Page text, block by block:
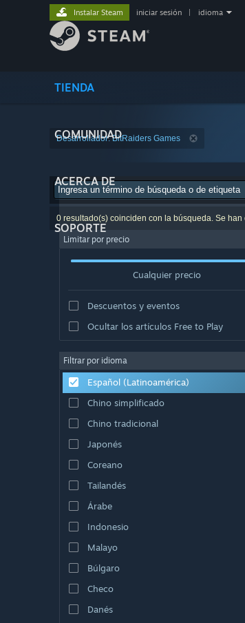
TIENDA
COMUNIDAD
ACERCA DE
SOPORTE
Instalar Steam iniciar sesión idioma
Desarrollador: BitRaiders Games
0 resultado(s) coinciden con la búsqueda. Se
Limitar por precio
Cualquier precio
Descuentos y eventos
Ocultar los artículos Free to Play
Filtrar por idioma
Español (Latinoamérica)
Chino simplificado
Chino tradicional
Japonés
Coreano
Tailandés
Árabe
Indonesio
Malayo
Búlgaro
Checo
Danés